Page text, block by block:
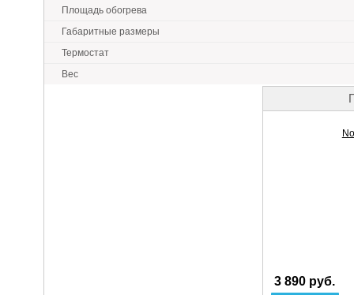
Площадь обогрева
Габаритные размеры
Термостат
Вес
3 890 руб.